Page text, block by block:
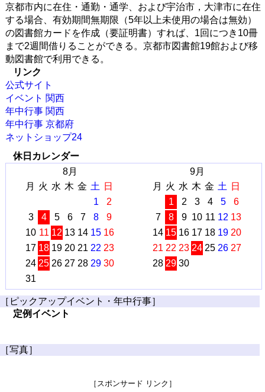
京都市内に在住・通勤・通学、および宇治市，大津市に在住
する場合、有効期間無期限（5年以上未使用の場合は無効）
の図書館カードを作成（要証明書）すれば、1回につき10冊
まで2週間借りることができる。京都市図書館19館および移
動図書館で利用できる。
リンク
公式サイト
イベント 関西
年中行事 関西
年中行事 京都府
ネットショップ24
休日カレンダー
8月
月
火 水 木 金 土
日
1
2
3
4 5 6 7 8
9
10 11 12 13 14 15 16
17 18 19 20 21 22 23
24 25 26 27 28 29 30
31
9月
月
火 水 木 金 土
日
1
2 3 4 5
6
7
8 9 10 11 12 13
14 15 16 17 18 19 20
21 22 23 24 25 26 27
28 29 30
［ピックアップイベント・年中行事］
定例イベント
［写真］
［スポンサード リンク］